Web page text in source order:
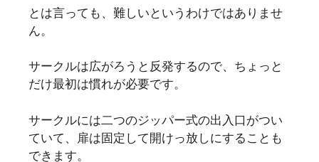
とは言っても、難しいというわけではありませ
ん。
サークルは広がろうと反発するので、ちょっと
だけ最初は慣れが必要です。
サークルには二つのジッパー式の出入口がつい
ていて、扉は固定して開けっ放しにすることも
できます。